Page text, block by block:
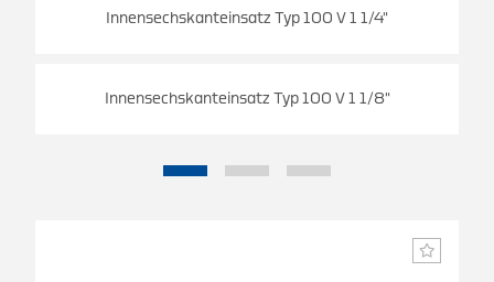
Innensechskanteinsatz Typ 100 V 1 1/4"
Innensechskanteinsatz Typ 100 V 1 1/8"